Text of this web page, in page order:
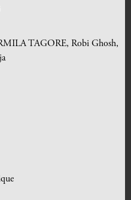
TAGORE, Robi Ghosh,